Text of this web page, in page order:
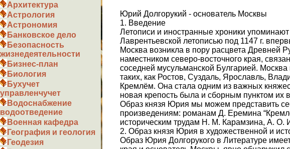
Архитектура
Астрология
Астрономия
Банковское дело
Безопасность
жизнедеятельности
Бизнес-план
Биология
Бухучет
управленчучет
Водоснабжение
водоотведение
Военная кафедра
География и геология
Геодезия
Юрий Долгорукий - основатель Москвы
1. Введение
Летописи и иностранные хроники
Лаврентьевской летописью под 1147 г.
Москва возникла в пору расцвета Древней
наместником северо-восточного края,
соседней мусульманской Булгарией.
таких, как Ростов, Суздаль, Ярославль,
Кремлём. Она стала одним из важных
новая крепость была и сборным пунктом их
Образ князя Юрия мы можем представить
произведениям: романам Д. Еремина
историческим трудам Н. М. Карамзина, А. О.
2. Образ князя Юрия в художественной и
Образ Юрия Долгорукого в Литературе